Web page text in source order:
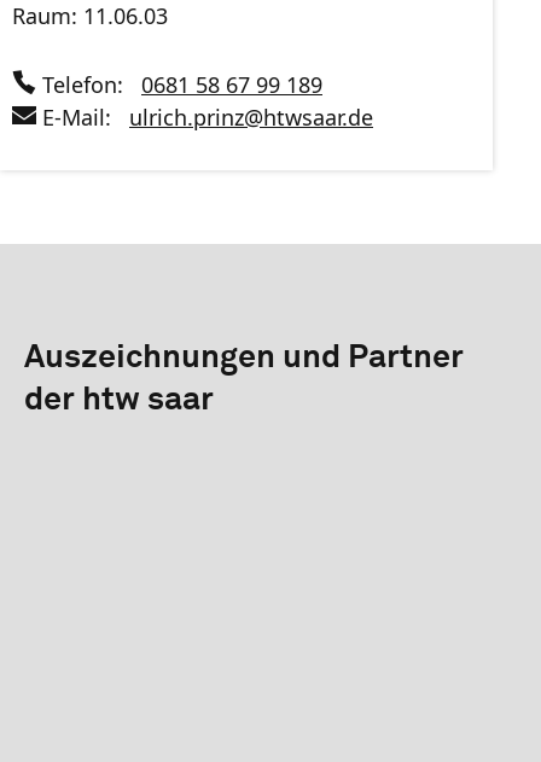
Raum: 11.06.03
Telefon:
0681 58 67 99 189
E-Mail:
ulrich.prinz@htwsaar.de
Auszeichnungen und Partner
der htw saar